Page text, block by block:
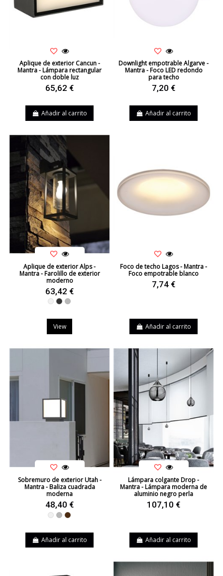
Aplique de exterior Cancun -
Mantra - Lámpara rectangular
con doble luz
65,62 €
Añadir al carrito
Downlight empotrable Algarve -
Mantra - Foco LED redondo
para techo
7,20 €
Añadir al carrito
Aplique de exterior Alps -
Mantra - Farolillo de exterior
moderno
63,42 €
Blanco
Negro
Gris
View
Foco de techo Lagos - Mantra -
Foco empotrable blanco
7,74 €
Añadir al carrito
Sobremuro de exterior Utah -
Mantra - Baliza cuadrada
moderna
48,40 €
Blanco
GrisMarrón
Añadir al carrito
Lámpara colgante Drop -
Mantra - Lámpara moderna de
aluminio negro perla
107,10 €
Añadir al carrito